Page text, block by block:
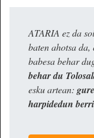
ATARIA ez da
baten ahotsa da,
babesa behar
behar du
esku artean:
harpidedun berri